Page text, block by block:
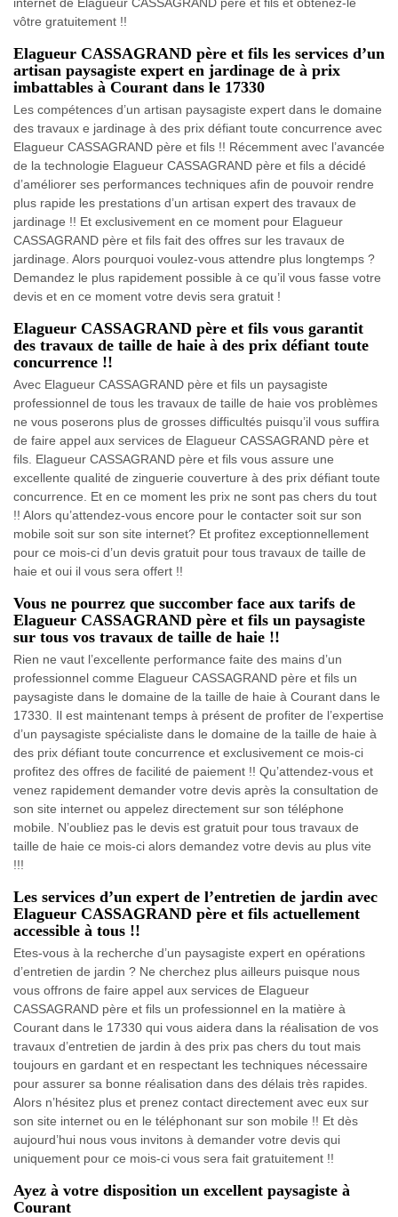
vôtre gratuitement !!
Elagueur CASSAGRAND père et fils les services d’un
artisan paysagiste expert en jardinage de à prix
imbattables à Courant dans le 17330
Les compétences d’un artisan paysagiste expert dans le domaine
des travaux e jardinage à des prix défiant toute concurrence avec
Elagueur CASSAGRAND père et fils !! Récemment avec l’avancée
de la technologie Elagueur CASSAGRAND père et fils a décidé
d’améliorer ses performances techniques afin de pouvoir rendre
plus rapide les prestations d’un artisan expert des travaux de
jardinage !! Et exclusivement en ce moment pour Elagueur
CASSAGRAND père et fils fait des offres sur les travaux de
jardinage. Alors pourquoi voulez-vous attendre plus longtemps ?
Demandez le plus rapidement possible à ce qu’il vous fasse votre
devis et en ce moment votre devis sera gratuit !
Elagueur CASSAGRAND père et fils vous garantit
des travaux de taille de haie à des prix défiant toute
concurrence !!
Avec Elagueur CASSAGRAND père et fils un paysagiste
professionnel de tous les travaux de taille de haie vos problèmes
ne vous poserons plus de grosses difficultés puisqu’il vous suffira
de faire appel aux services de Elagueur CASSAGRAND père et
fils. Elagueur CASSAGRAND père et fils vous assure une
excellente qualité de zinguerie couverture à des prix défiant toute
concurrence. Et en ce moment les prix ne sont pas chers du tout
!! Alors qu’attendez-vous encore pour le contacter soit sur son
mobile soit sur son site internet? Et profitez exceptionnellement
pour ce mois-ci d’un devis gratuit pour tous travaux de taille de
haie et oui il vous sera offert !!
Vous ne pourrez que succomber face aux tarifs de
Elagueur CASSAGRAND père et fils un paysagiste
sur tous vos travaux de taille de haie !!
Rien ne vaut l’excellente performance faite des mains d’un
professionnel comme Elagueur CASSAGRAND père et fils un
paysagiste dans le domaine de la taille de haie à Courant dans le
17330. Il est maintenant temps à présent de profiter de l’expertise
d’un paysagiste spécialiste dans le domaine de la taille de haie à
des prix défiant toute concurrence et exclusivement ce mois-ci
profitez des offres de facilité de paiement !! Qu’attendez-vous et
venez rapidement demander votre devis après la consultation de
son site internet ou appelez directement sur son téléphone
mobile. N’oubliez pas le devis est gratuit pour tous travaux de
taille de haie ce mois-ci alors demandez votre devis au plus vite
!!!
Les services d’un expert de l’entretien de jardin avec
Elagueur CASSAGRAND père et fils actuellement
accessible à tous !!
Etes-vous à la recherche d’un paysagiste expert en opérations
d’entretien de jardin ? Ne cherchez plus ailleurs puisque nous
vous offrons de faire appel aux services de Elagueur
CASSAGRAND père et fils un professionnel en la matière à
Courant dans le 17330 qui vous aidera dans la réalisation de vos
travaux d’entretien de jardin à des prix pas chers du tout mais
toujours en gardant et en respectant les techniques nécessaire
pour assurer sa bonne réalisation dans des délais très rapides.
Alors n’hésitez plus et prenez contact directement avec eux sur
son site internet ou en le téléphonant sur son mobile !! Et dès
aujourd’hui nous vous invitons à demander votre devis qui
uniquement pour ce mois-ci vous sera fait gratuitement !!
Ayez à votre disposition un excellent paysagiste à
Courant